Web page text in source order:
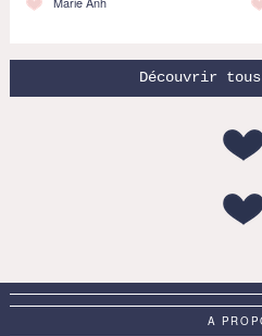
Découvrir
A